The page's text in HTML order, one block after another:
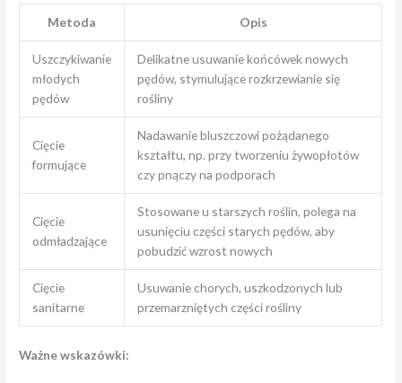
Metoda Opis
Uszczykiwanie
młodych
pędów
Delikatne usuwanie końcówek nowych
pędów, stymulujące rozkrzewianie się
rośliny
Cięcie
formujące
Nadawanie bluszczowi pożądanego
kształtu, np. przy tworzeniu żywopłotów
czy pnączy na podporach
Cięcie
odmładzające
Stosowane u starszych roślin, polega na
usunięciu części starych pędów, aby
pobudzić wzrost nowych
Cięcie
sanitarne
Usuwanie chorych, uszkodzonych lub
przemarzniętych części rośliny
Ważne wskazówki: